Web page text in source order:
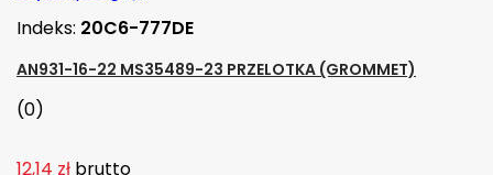
Indeks: 20C6-777DE
AN931-16-22 MS35489-23 PRZELOTKA (GROMMET)
(0)
12,14 zł brutto